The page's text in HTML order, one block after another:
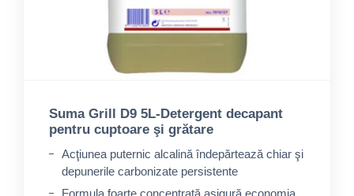
Suma Grill D9 5L-Detergent decapant
pentru cuptoare şi grătare
Acţiunea puternic alcalină îndepărtează chiar şi
depunerile carbonizate persistente
Formula foarte concentrată asigură economia